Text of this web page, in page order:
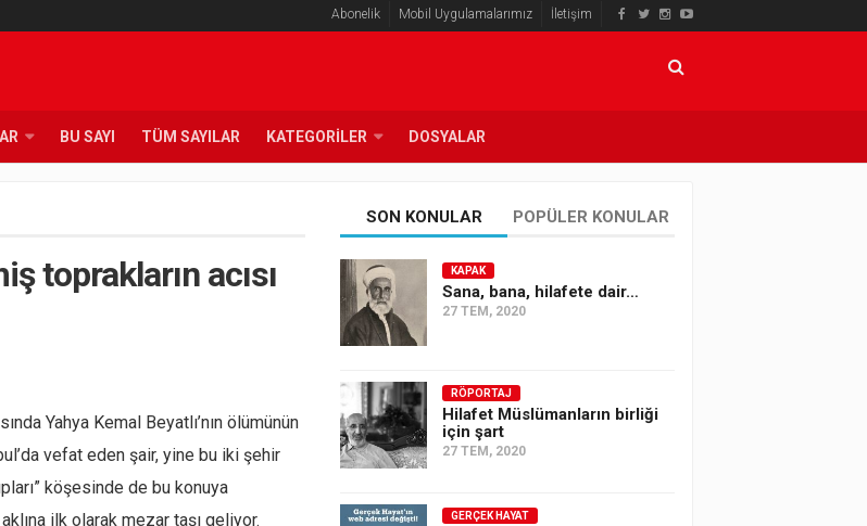
Abonelik Mobil Uygulamalarımız İletişim
BU SAYI TÜM SAYILAR KATEGORILER DOSYALAR
toprakların acısı
Yahya Kemal Beyatlı’nın ölümünün
vefat eden şair, yine bu iki şehir
köşesinde de bu konuya
ilk olarak mezar taşı geliyor.
SON KONULAR POPÜLER KONULAR
KAPAK
Sana, bana, hilafete dair…
27 TEM, 2020
RÖPORTAJ
Hilafet Müslümanların birliği
için şart
27 TEM, 2020
GERÇEK HAYAT